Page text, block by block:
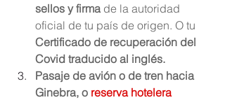
sellos y firma de la autoridad
oficial de tu país de origen. O tu
Certificado de recuperación del
Covid traducido al inglés.
Pasaje de avión o de tren hacia
Ginebra, o reserva hotelera